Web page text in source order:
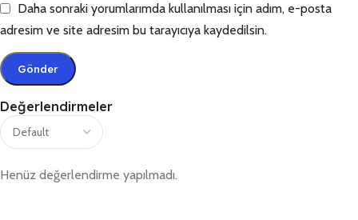
Değerlendirmeler
Henüz değerlendirme yapılmadı.
Daha sonraki yorumlarımda kullanılması için adım, e-posta
adresim ve site adresim bu tarayıcıya kaydedilsin.